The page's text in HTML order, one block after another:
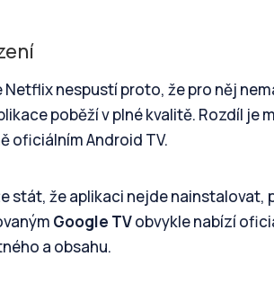
nespustí proto, že pro něj
poběží v plné kvalitě. Rozdíl je
oficiálním Android TV.
stát, že aplikaci nejde
Google TVobvykle nabízí
a obsahu.